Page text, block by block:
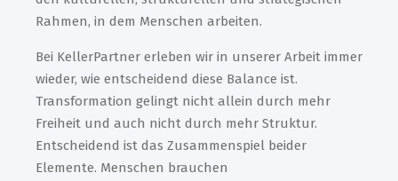
Rahmen, in dem Menschen arbeiten.
Bei KellerPartner erleben wir in unserer Arbeit immer
wieder, wie entscheidend diese Balance ist.
Transformation gelingt nicht allein durch mehr
Freiheit und auch nicht durch mehr Struktur.
Entscheidend ist das Zusammenspiel beider
Elemente. Menschen brauchen